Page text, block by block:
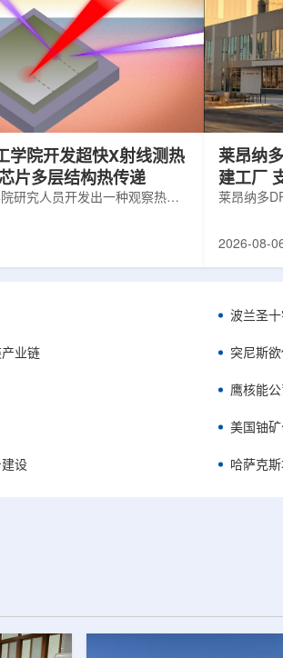
学院开发超快X射线测热
片多层结构热传递
研究人员开发出一种观察热量
密度持续提高，器件过热正成
件的多层结构时存在局限，例
射法难以区分不同材料层中的
成像等方法也难以在微小尺度
为解决这一问题...
莱昂纳
建工厂
增长
莱昂纳多
并为公司
尔德帕克
尺。工厂
丹伯里和
2027年初
2026-08-
业链
设
波兰圣
突尼斯
鹰核能
美国铀
哈萨克